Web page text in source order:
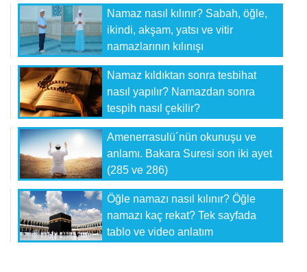
Namaz nasıl kılınır? Sabah, öğle,
ikindi, akşam, yatsı ve vitir
namazlarının kılınışı
Namaz kıldıktan sonra tesbihat
nasıl yapılır? Namazdan sonra
tespih nasıl çekilir?
Amenerrasulü´nün okunuşu ve
anlamı. Bakara Suresi son iki ayet
(285 ve 286)
Öğle namazı nasıl kılınır? Öğle
namazı kaç rekat? Tek sayfada
tablo ve video anlatım